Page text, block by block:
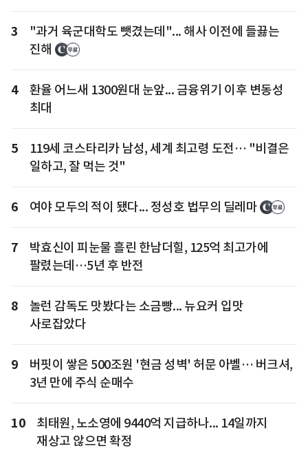
3
"과거 육군대학도 뺏겼는데"... 해사 이전에 들끓는
진해
4
환율 어느새 1300원대 눈앞... 금융위기 이후 변동성
최대
5
119세 코스타리카 남성, 세계 최고령 도전… "비결은
일하고, 잘 먹는 것"
6 여야 모두의 적이 됐다... 정성호 법무의 딜레마
7
박효신이 피눈물 흘린 한남더힐, 125억 최고가에
팔렸는데…5년 후 반전
8
놀런 감독도 맛봤다는 소금빵... 뉴요커 입맛
사로잡았다
9
버핏이 쌓은 500조원 '현금 성벽' 허문 아벨… 버크셔,
3년 만에 주식 순매수
10
최태원, 노소영에 9440억 지급하나... 14일까지
재상고 않으면 확정